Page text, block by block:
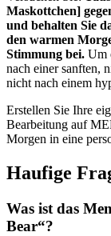
Maskottchen]
und behalten Sie
den warmen
Stimmung bei. Um
nach einer sanften,
nicht nach einem
Erstellen Sie Ihre
Bearbeitung auf
Morgen in eine
Haufige
Was ist das
Bear“?